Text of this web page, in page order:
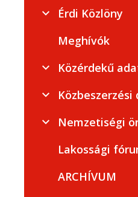
Érdi Közlöny
Meghívók
Közérdekű
Nemzetiségi
Lakossági
ARCHÍVUM